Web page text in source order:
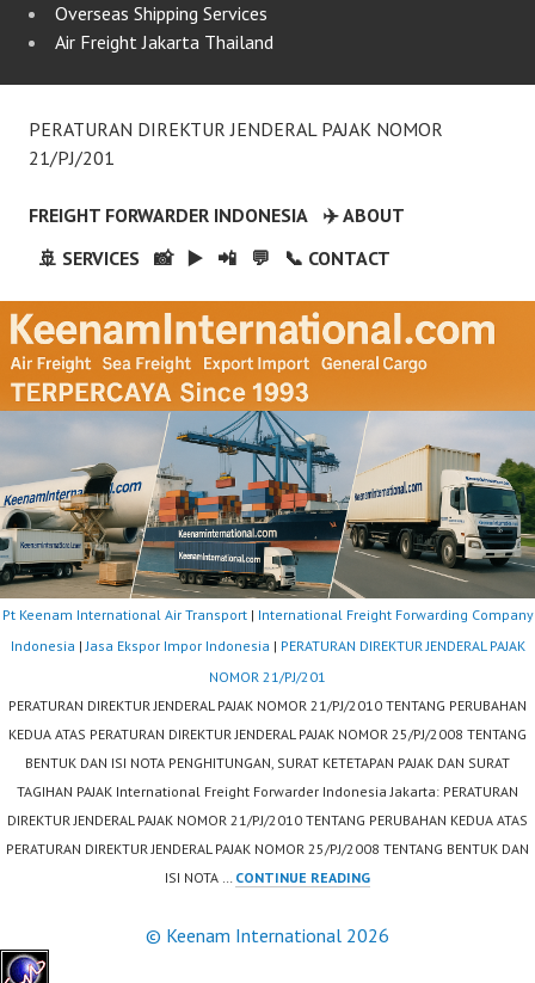
Overseas Shipping Services
Air Freight Jakarta Thailand
PERATURAN DIREKTUR JENDERAL PAJAK NOMOR
21/PJ/201
FREIGHT FORWARDER INDONESIA
✈️ ABOUT
🚢 SERVICES
📸 ▶️ 📲 💬 📞 CONTACT
Pt Keenam International Air Transport| International Freight Forwarding Company
Indonesia | Jasa Ekspor Impor Indonesia | PERATURAN DIREKTUR JENDERAL PAJAK
NOMOR 21/PJ/201
PERATURAN DIREKTUR JENDERAL PAJAK NOMOR 21/PJ/2010 TENTANG PERUBAHAN
KEDUA ATAS PERATURAN DIREKTUR JENDERAL PAJAK NOMOR 25/PJ/2008 TENTANG
BENTUK DAN ISI NOTA PENGHITUNGAN, SURAT KETETAPAN PAJAK DAN SURAT
TAGIHAN PAJAK International Freight Forwarder Indonesia Jakarta: PERATURAN
DIREKTUR JENDERAL PAJAK NOMOR 21/PJ/2010 TENTANG PERUBAHAN KEDUA ATAS
PERATURAN DIREKTUR JENDERAL PAJAK NOMOR 25/PJ/2008 TENTANG BENTUK DAN
ISI NOTA … CONTINUE READINGPERATURAN
JENDERAL
© Keenam International 2026